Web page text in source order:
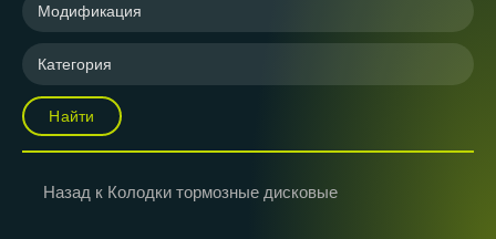
Модификация
Категория
Найти
Назад к Колодки тормозные дисковые